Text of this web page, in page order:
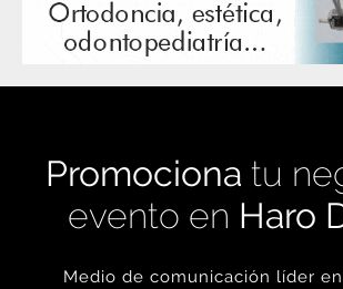
Promociona tu
evento en Haro
Medio de comunicación líder